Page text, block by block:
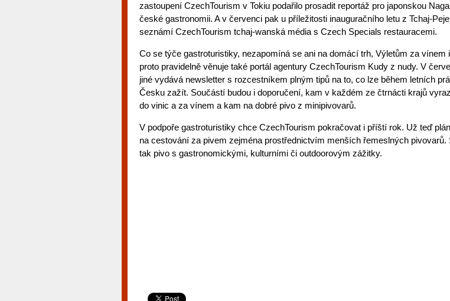
zastoupení CzechTourism v Tokiu podařilo prosadit reportáž pro japonskou
české gastronomii. A v červenci pak u příležitosti inauguračního letu z Tchaj-
seznámí CzechTourism tchaj-wanská média s Czech Specials restauracemi.
Co se týče gastroturistiky, nezapomíná se ani na domácí trh, Výletům za vínem
proto pravidelně věnuje také portál agentury CzechTourism Kudy z nudy. V
jiné vydává newsletter s rozcestníkem plným tipů na to, co lze během letních
Česku zažít. Součástí budou i doporučení, kam v každém ze čtrnácti krajů
do vinic a za vínem a kam na dobré pivo z minipivovarů.
V podpoře gastroturistiky chce CzechTourism pokračovat i příští rok. Už teď
na cestování za pivem zejména prostřednictvím menších řemeslných pivovarů.
tak pivo s gastronomickými, kulturními či outdoorovým zážitky.